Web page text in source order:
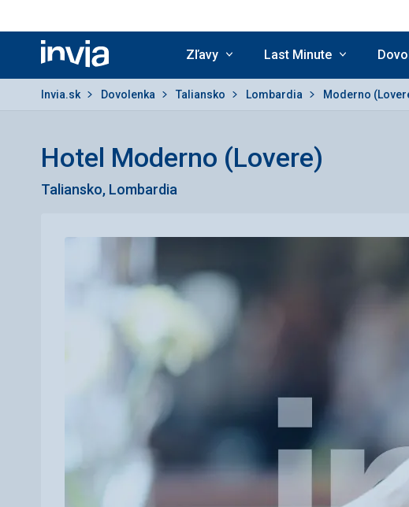
Invia.sk
Zľavy Last Minute
Invia.sk Dovolenka Taliansko Lombardia Moderno
Hotel Moderno (Lovere)
Taliansko, Lombardia